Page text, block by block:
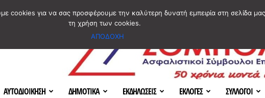
ΑΥΤΟΔΙΟΙΚΗΣΗ ΔΗΜΟΤΙΚΑ ΕΚΔΗΛΩΣΕΙΣ ΕΚΛΟΓΕΣ ΣΥΛΛΟΓΟΙ
cookies για να σας προσφέρουμε την καλύτερη δυνατή εμπειρία στη σελίδα
τη χρήση των cookies.
ΑΠΟΔΟΧΗ